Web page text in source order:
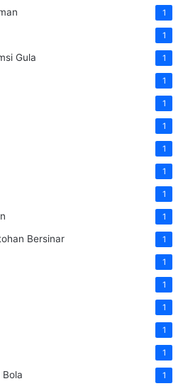
1
1
Gula 1
1
1
1
1
1
1
1
Bersinar 1
1
1
1
1
1
1